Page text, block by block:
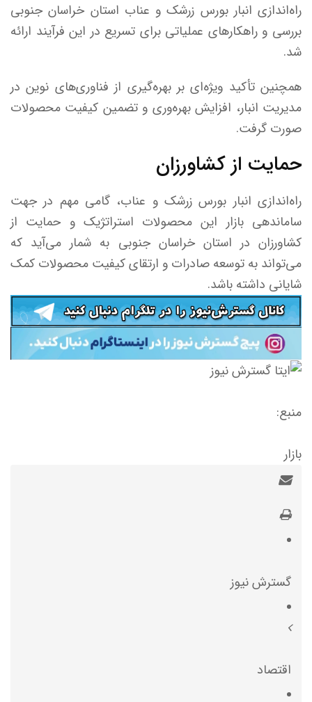
راه‌اندازی انبار بورس زرشک و عناب استان خراسان جنوبی
بررسی و راهکارهای عملیاتی برای تسریع در این فرآیند ارائه
شد.
همچنین تأکید ویژه‌ای بر بهره‌گیری از فناوری‌های نوین در
مدیریت انبار، افزایش بهره‌وری و تضمین کیفیت محصولات
صورت گرفت.
حمایت از کشاورزان
راه‌اندازی انبار بورس زرشک و عناب، گامی مهم در جهت
ساماندهی بازار این محصولات استراتژیک و حمایت از
کشاورزان در استان خراسان جنوبی به شمار می‌آید که
می‌تواند به توسعه صادرات و ارتقای کیفیت محصولات کمک
شایانی داشته باشد.
منبع:
بازار
گسترش نیوز
اقتصاد